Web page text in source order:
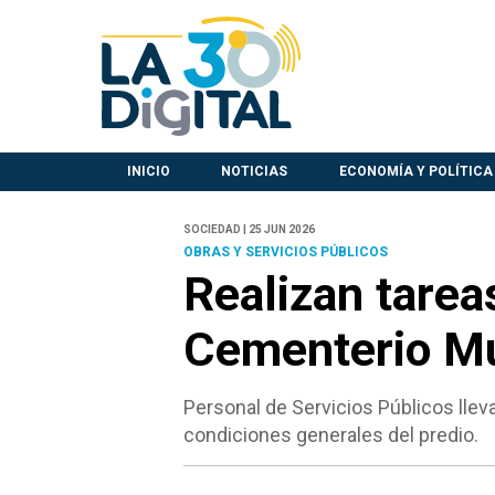
INICIO NOTICIAS ECONOMÍA Y POLÍTICA
SOCIEDAD | 25 JUN 2026
OBRAS Y SERVICIOS PÚBLICOS
Realizan
Cementerio
Personal de Servicios Públicos
condiciones generales del predio.